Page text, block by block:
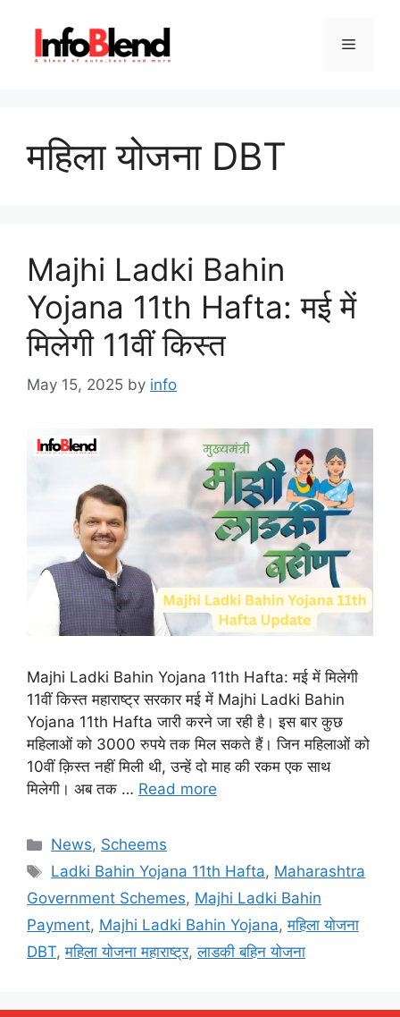
content
Menu
महिला योजना DBT
Majhi Ladki Bahin
Yojana 11th Hafta: मई में
मिलेगी 11वीं किस्त
May 15, 2025 by info
Majhi Ladki Bahin Yojana 11th Hafta: मई में मिलेगी
11वीं किस्त महाराष्ट्र सरकार मई में Majhi Ladki Bahin
Yojana 11th Hafta जारी करने जा रही है। इस बार कुछ
महिलाओं को 3000 रुपये तक मिल सकते हैं। जिन महिलाओं को
10वीं क़िस्त नहीं मिली थी, उन्हें दो माह की रकम एक साथ
मिलेगी। अब तक … Read more
Categories
News, Scheems
Tags
Ladki Bahin Yojana 11th Hafta, Maharashtra
Government Schemes, Majhi Ladki Bahin
Payment, Majhi Ladki Bahin Yojana,महिला योजना
DBT,महिला योजना महाराष्ट्र,लाडकी बहिन योजना